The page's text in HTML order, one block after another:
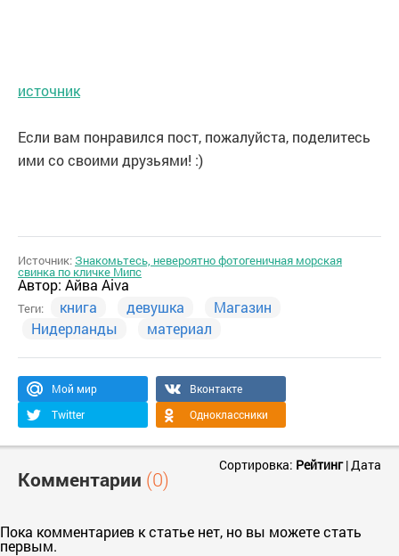
источник
Если вам понравился пост, пожалуйста, поделитесь
ими со своими друзьями! :)
Источник:Знакомьтесь, невероятно фотогеничная морская
свинка по кличке Мипс
Автор: Айва Aiva
Теги: книга девушка
Магазин
Нидерланды
материал
Мой мир
Вконтакте
Twitter
Одноклассники
Комментарии (0)
Сортировка: Рейтинг|Дата
Пока комментариев к статье нет, но вы можете стать
первым.